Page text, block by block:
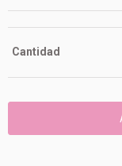
Cantidad